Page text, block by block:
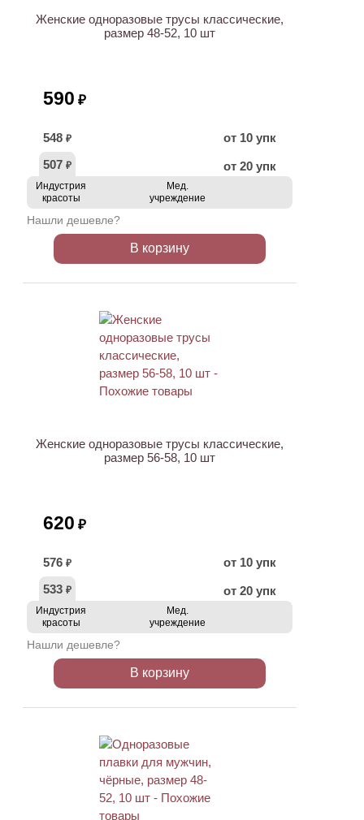
Женские одноразовые трусы классические,
размер 48-52, 10 шт
590 ₽
548 ₽
от 10 упк
507 ₽ от 20 упк
Индустрия
красоты
Мед.
учреждение
Нашли дешевле?
В корзину
Женские одноразовые трусы классические,
размер 56-58, 10 шт
620 ₽
576 ₽
от 10 упк
533 ₽ от 20 упк
Индустрия
красоты
Мед.
учреждение
Нашли дешевле?
В корзину